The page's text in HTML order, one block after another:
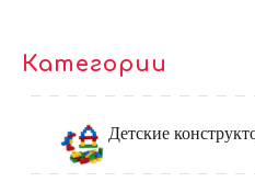
Категории
Детские